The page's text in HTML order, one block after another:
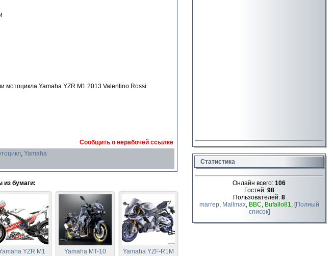
Yamaha YZR M1 2013 Valentino Rossi
Сообщить о нерабочей ссылке
, Yamaha
из бумаги:
YZR M1
Yamaha MT-10
Yamaha YZF-R1M
Статистика
Онлайн всего: 106
Гостей: 98
Пользователей: 8
marrep, Mallmax, ВВС, Bufallo81, [Полный
список]